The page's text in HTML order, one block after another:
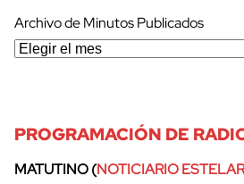
Archivo de Minutos Publicados
PROGRAMACIÓN DE
MATUTINO (NOTICIARIO ESTELAR